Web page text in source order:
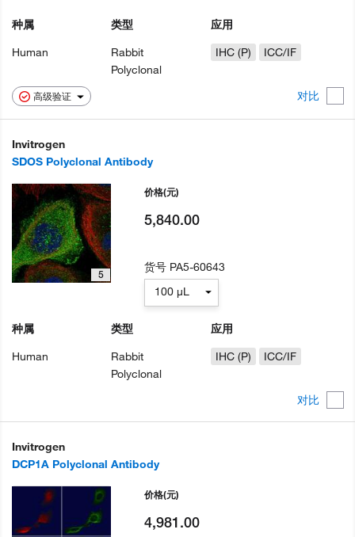
高级验证 对比
种属
Human
类型
Rabbit
Polyclonal
应用
IHC (P)
ICC/IF
Invitrogen
SDOS Polyclonal Antibody
对比
5
种属
Human
类型
Rabbit
Polyclonal
应用
IHC (P)
ICC/IF
价格(元)
5,840.00
货号 PA5-60643
100 µL
Invitrogen
DCP1A Polyclonal Antibody
价格(元)
4,981.00